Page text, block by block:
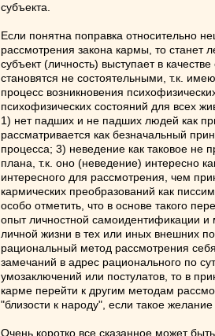
субъекта.
Если понятна поправка относительно
рассмотрения закона кармы, то станет
субъект (личность) выступает в
становятся не состоятельными, т.к.
процесс возникновения
психофизических состояний для всех
1) нет падших и не падших людей как
рассматривается как безначальный
процесса; 3) неведение как таковое не
плана, т.к. оно (неведение) интересно
интересного для рассмотрения, чем
кармических преобразований как
особо отметить, что в основе такого
опыт личностной самоидентификации и
личной жизни в тех или иных внешних
рациональный метод рассмотрения
замечаний в адрес рационального по
умозаключений или постулатов, то в
карме перейти к другим методам
"близости к народу", если такое
Очень коротко все сказанное может